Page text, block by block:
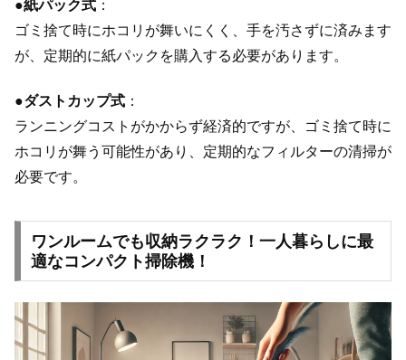
●紙パック式 ：
ゴミ捨て時にホコリが舞いにくく、手を汚さずに済みます
が、定期的に紙パックを購入する必要があります。
●ダストカップ式 ：
ランニングコストがかからず経済的ですが、ゴミ捨て時に
ホコリが舞う可能性があり、定期的なフィルターの清掃が
必要です。
ワンルームでも収納ラクラク！一人暮らしに最
適なコンパクト掃除機！